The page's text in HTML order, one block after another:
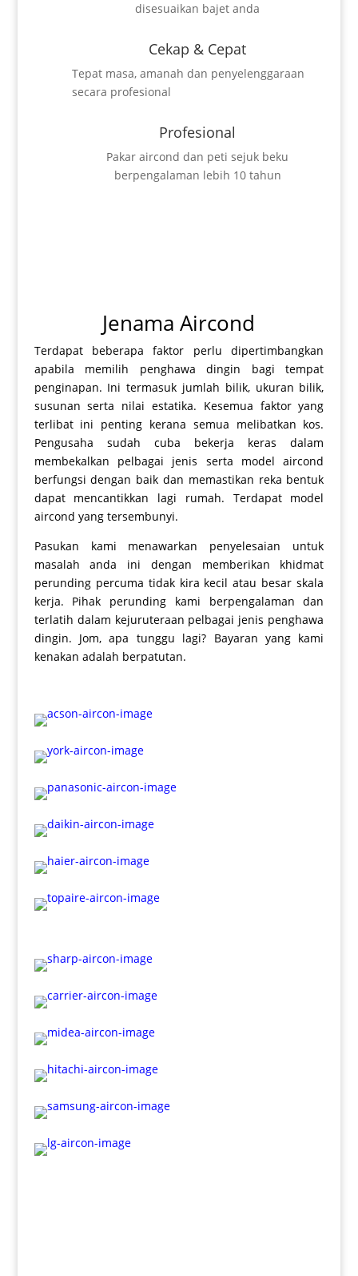
disesuaikan bajet anda
Cekap & Cepat
Tepat masa, amanah dan penyelenggaraan
secara profesional
Profesional
Pakar aircond dan peti sejuk beku
berpengalaman lebih 10 tahun
Jenama Aircond
Terdapat beberapa faktor perlu dipertimbangkan
apabila memilih penghawa dingin bagi tempat
penginapan. Ini termasuk jumlah bilik, ukuran bilik,
susunan serta nilai estatika. Kesemua faktor yang
terlibat ini penting kerana semua melibatkan kos.
Pengusaha sudah cuba bekerja keras dalam
membekalkan pelbagai jenis serta model aircond
berfungsi dengan baik dan memastikan reka bentuk
dapat mencantikkan lagi rumah. Terdapat model
aircond yang tersembunyi.
Pasukan kami menawarkan penyelesaian untuk
masalah anda ini dengan memberikan khidmat
perunding percuma tidak kira kecil atau besar skala
kerja. Pihak perunding kami berpengalaman dan
terlatih dalam kejuruteraan pelbagai jenis penghawa
dingin. Jom, apa tunggu lagi? Bayaran yang kami
kenakan adalah berpatutan.